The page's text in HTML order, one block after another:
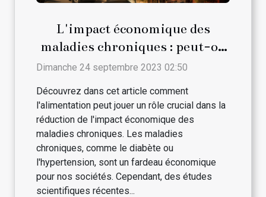
L'impact économique des
maladies chroniques : peut-on
le réduire par l'alimentation ?
Dimanche 24 septembre 2023 02:50
Découvrez dans cet article comment
l'alimentation peut jouer un rôle crucial dans la
réduction de l'impact économique des
maladies chroniques. Les maladies
chroniques, comme le diabète ou
l'hypertension, sont un fardeau économique
pour nos sociétés. Cependant, des études
scientifiques récentes...